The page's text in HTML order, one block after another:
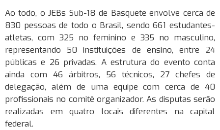
Ao todo, o JEBs Sub-18 de Basquete envolve cerca de
830 pessoas de todo o Brasil, sendo 661 estudantes-
atletas, com 325 no feminino e 335 no masculino,
representando 50 instituições de ensino, entre 24
públicas e 26 privadas. A estrutura do evento conta
ainda com 46 árbitros, 56 técnicos, 27 chefes de
delegação, além de uma equipe com cerca de 40
profissionais no comitê organizador. As disputas serão
realizadas em quatro locais diferentes na capital
federal.